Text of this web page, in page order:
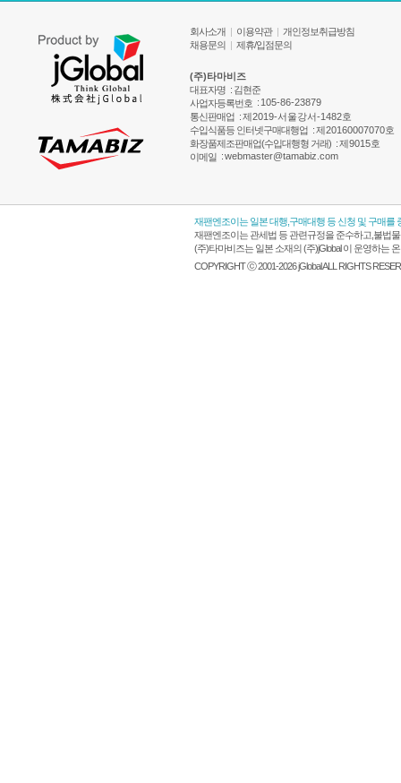
회사소개 이용약관
개인정보취급방침
채용문의
제휴/입점문의
(주)타마비즈
대표자명 : 김현준
사업자등록번호 : 105-86-23879
통신판매업 :제2019-서울강서-1482호
수입식품등 인터넷구매대행업 :제20160007070호
화장품제조판매업(수입대행형 거래) :제9015호
이메일 :webmaster@tamabiz.com
재팬엔조이는 일본 대행,구매대행 등 신청 및 구매
재팬엔조이는 관세법 등 관련규정을 준수하고,불법
(주)타마비즈는 일본 소재의 (주)jGlobal 이 운영하는
COPYRIGHT ⓒ 2001-2026 jGlobal ALL RIGHTS